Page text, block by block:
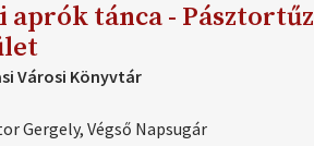
aprók tánca - Pásztortűz
Városi Könyvtár
Gergely,Végső Napsugár